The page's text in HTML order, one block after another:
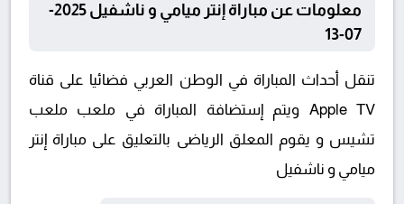
معلومات عن مباراة إنتر ميامي و ناشفيل 2025-
07-13
تنقل أحداث المباراة في الوطن العربي فضائيا على قناة
Apple TV ويتم إستضافة المباراة في ملعب ملعب
تشيس و يقوم المعلق الرياضى بالتعليق على مباراة إنتر
ميامي و ناشفيل